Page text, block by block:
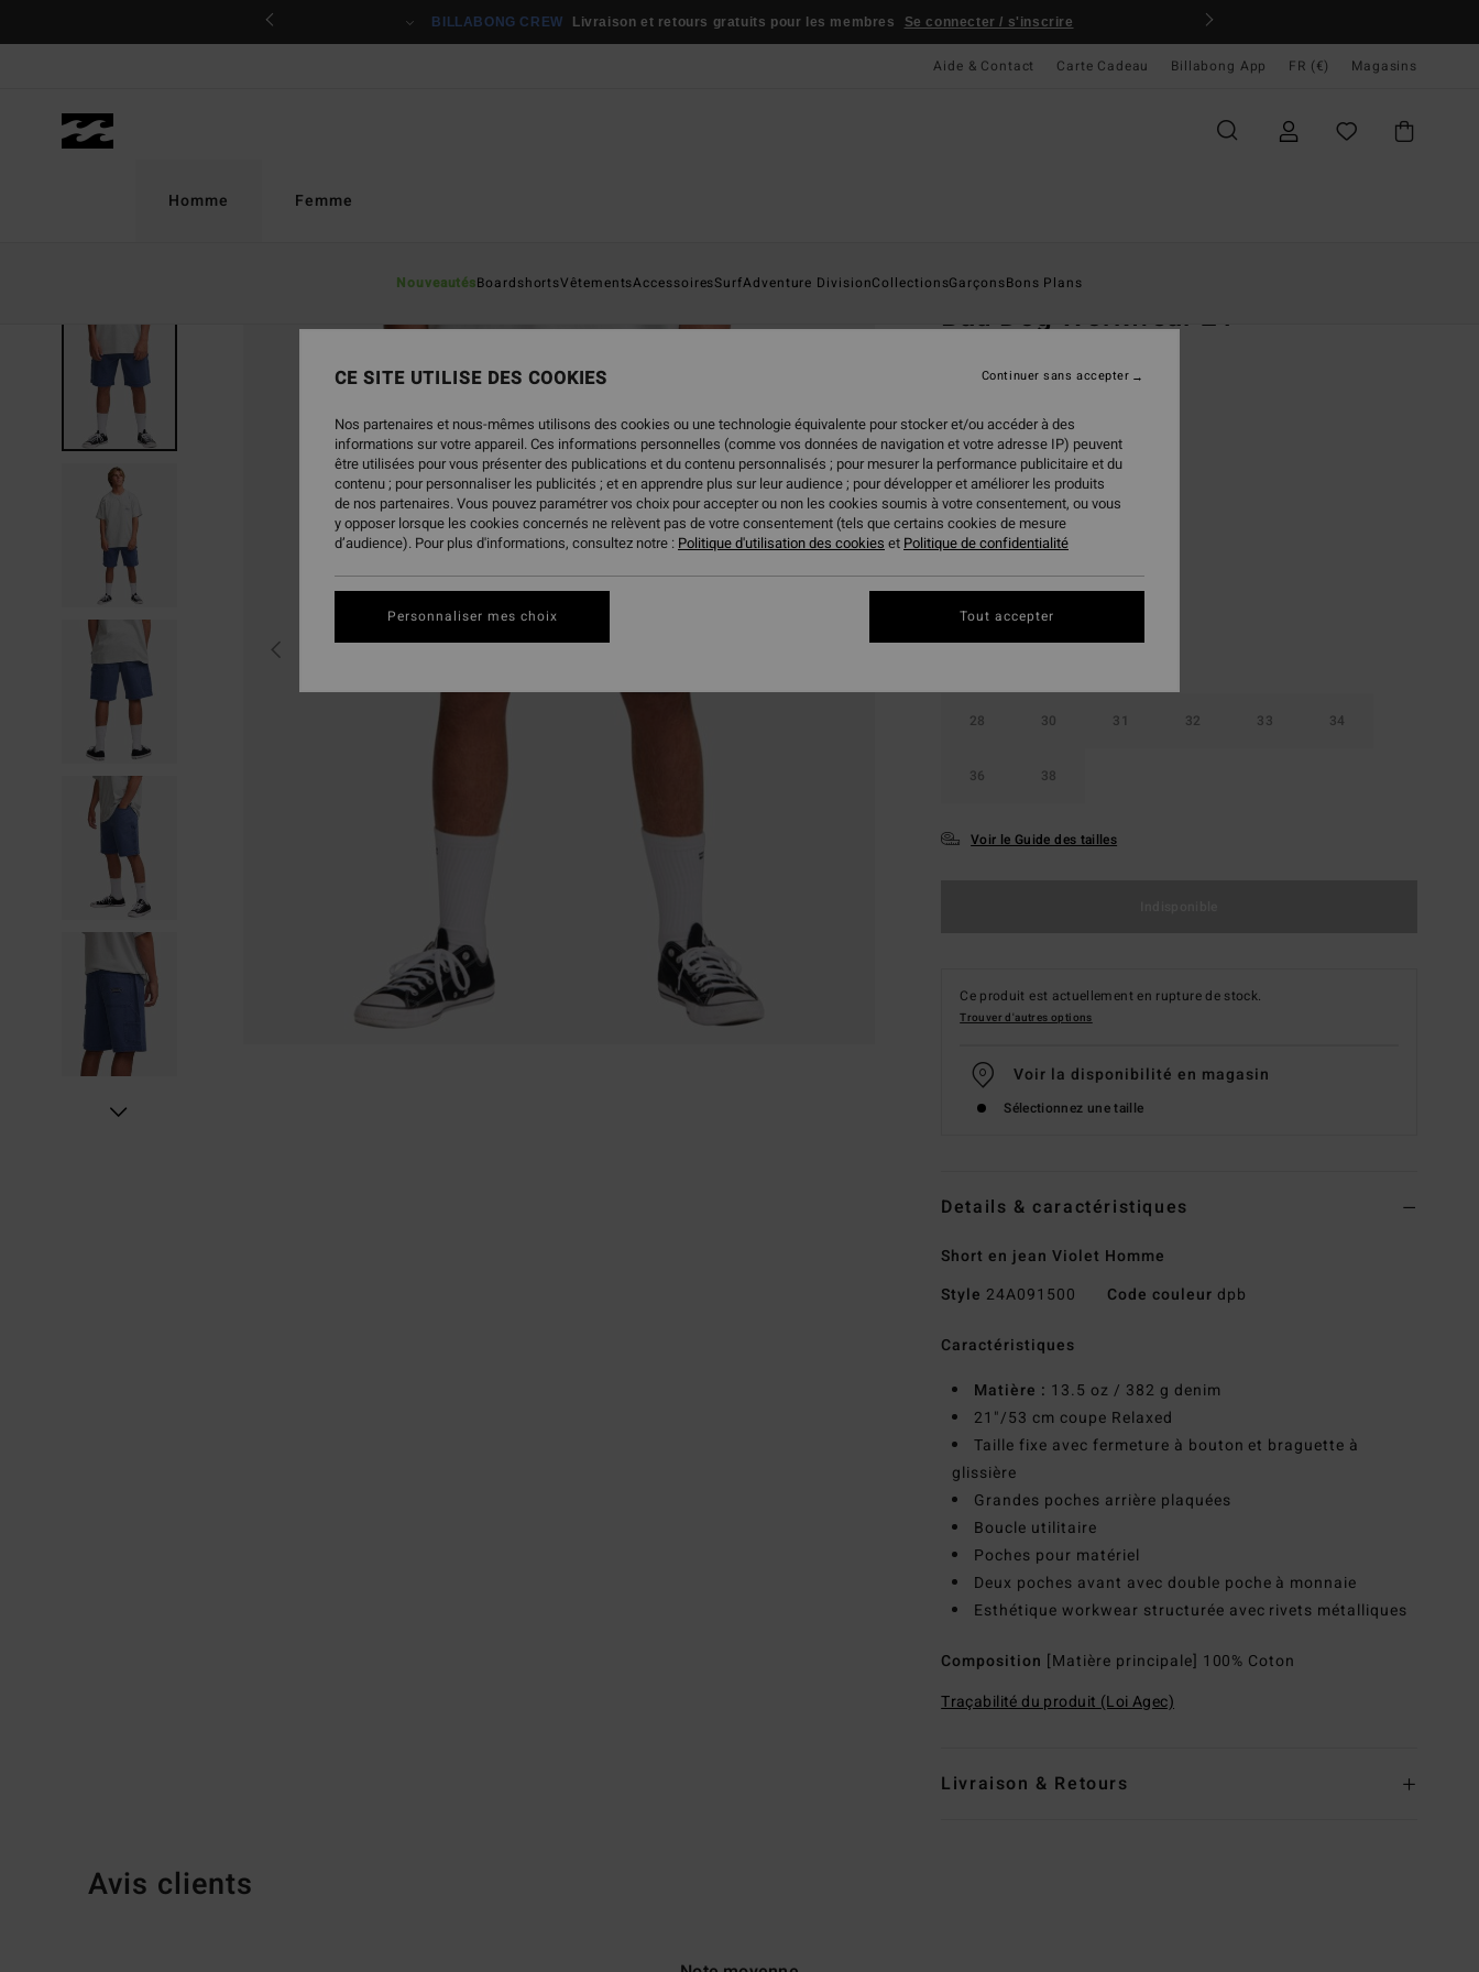
BILLABONG CREW Livraison et retours gratuits pour les membres Se connecter / s'inscrire
Aide & Contact Carte Cadeau Billabong App FR (€) Magasins
Homme
NouveautésBoardshortsVêtementsAccessoiresSurfAdventure DivisionCollectionsGarçonsBons Plans
Femme
Bad Dog Workwear 21"
(10 Avis)
65,95 €
50%
32,98 €
BONS PLANS
CouleurDeep Blue
28 30 31 32 33 34
36 38
Voir le Guide des tailles
Ce produit est actuellement en rupture de stock.
Trouver d'autres options
Voir la disponibilité en magasin
Sélectionnez une taille
Details & caractéristiques
Short en jean Violet Homme
Style 24A091500 Code couleur dpb
Caractéristiques
Matière : 13.5 oz / 382 g denim
21"/53 cm coupe Relaxed
Taille fixe avec fermeture à bouton et braguette à
glissière
Grandes poches arrière plaquées
Boucle utilitaire
Poches pour matériel
Deux poches avant avec double poche à monnaie
Esthétique workwear structurée avec rivets métalliques
Composition [Matière principale] 100% Coton
Traçabilité du produit (Loi Agec)
Livraison & Retours
Avis clients
CE SITE UTILISE DES COOKIES
Nos partenaires et nous-mêmes utilisons des cookies ou une technologie équivalente pour stocker et/ou accéder à des
informations sur votre appareil. Ces informations personnelles (comme vos données de navigation et votre adresse IP) peuvent
être utilisées pour vous présenter des publications et du contenu personnalisés ; pour mesurer la performance publicitaire et du
contenu ; pour personnaliser les publicités ; et en apprendre plus sur leur audience ; pour développer et améliorer les produits
de nos partenaires. Vous pouvez paramétrer vos choix pour accepter ou non les cookies soumis à votre consentement, ou vous
y opposer lorsque les cookies concernés ne relèvent pas de votre consentement (tels que certains cookies de mesure
d’audience). Pour plus d'informations, consultez notre : Politique d'utilisation des cookies et Politique de confidentialité
Personnaliser mes choix
Continuer sans accepter
Tout accepter